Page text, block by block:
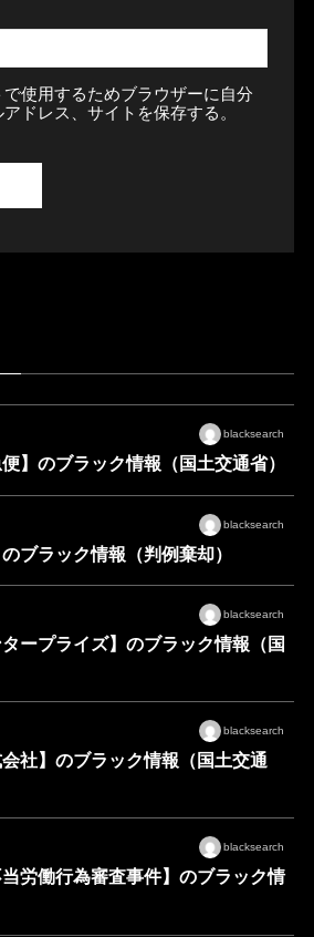
使用するためブラウザーに自分
ドレス、サイトを保存する。
blacksearch
】のブラック情報（国土交通省）
blacksearch
ブラック情報（判例棄却）
blacksearch
タープライズ】のブラック情報（国
blacksearch
会社】のブラック情報（国土交通
blacksearch
当労働行為審査事件】のブラック情